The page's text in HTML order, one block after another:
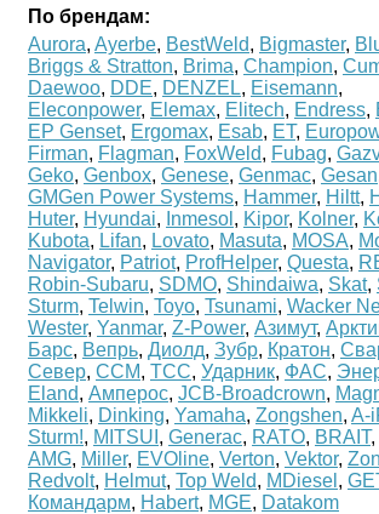
По брендам:
Aurora, Ayerbe, BestWeld, Bigmaster,
Briggs & Stratton, Brima, Champion,
Daewoo, DDE, DENZEL, Eisemann,
Eleconpower, Elemax, Elitech, Endress,
EP Genset, Ergomax, Esab, ET,
Firman, Flagman, FoxWeld, Fubag,
Geko, Genbox, Genese, Genmac, Gesan
GMGen Power Systems, Hammer, Hiltt,
Huter, Hyundai, Inmesol , Kipor, Kolner,
Kubota, Lifan, Lovato, Masuta, MOSA,
Navigator, Patriot, ProfHelper, Questa,
Robin-Subaru, SDMO, Shindaiwa, Skat,
Sturm, Telwin, Toyo, Tsunami, Wacker
Wester, Yanmar, Z-Power, Азимут,
Барс, Вепрь, Диолд, Зубр, Кратон,
Север, ССМ, ТСС, Ударник, ФАС,
Eland, Амперос, JCB-Broadcrown,
Mikkeli, Dinking, Yamaha, Zongshen, A-
Sturm!, MITSUI , Generac, RATO, BRAIT,
AMG, Miller, EVOline, Verton, Vektor,
Redvolt, Helmut, Top Weld, MDiesel ,
Командарм, Habert, MGE, Datakom